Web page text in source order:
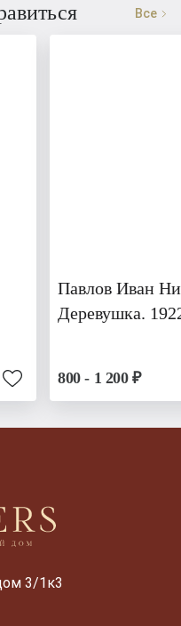
Все
Павлов Иван
Деревушка.
800 - 1 200 ₽
3/1к3